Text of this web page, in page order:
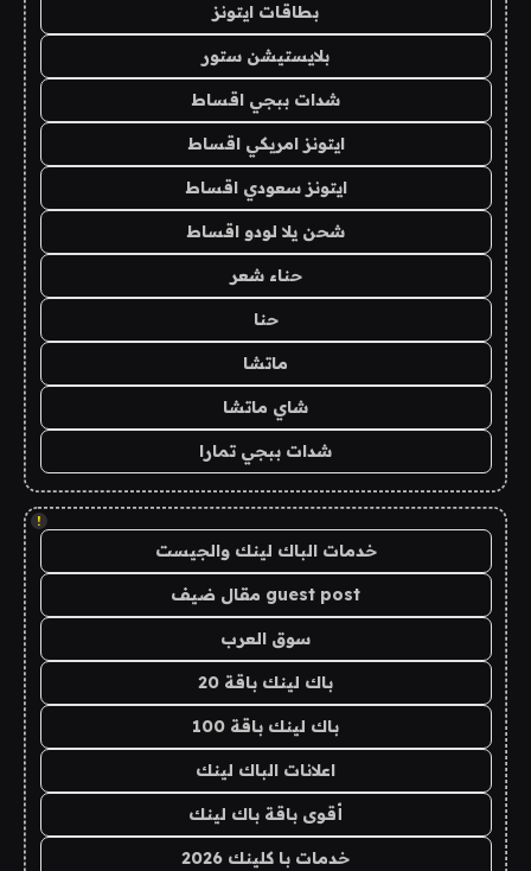
بطاقات ايتونز
بلايستيشن ستور
شدات ببجي اقساط
ايتونز امريكي اقساط
ايتونز سعودي اقساط
شحن يلا لودو اقساط
حناء شعر
حنا
ماتشا
شاي ماتشا
شدات ببجي تمارا
!
خدمات الباك لينك والجيست
guest post مقال ضيف
سوق العرب
باك لينك باقة 20
باك لينك باقة 100
اعلانات الباك لينك
أقوى باقة باك لينك
خدمات با كلينك 2026